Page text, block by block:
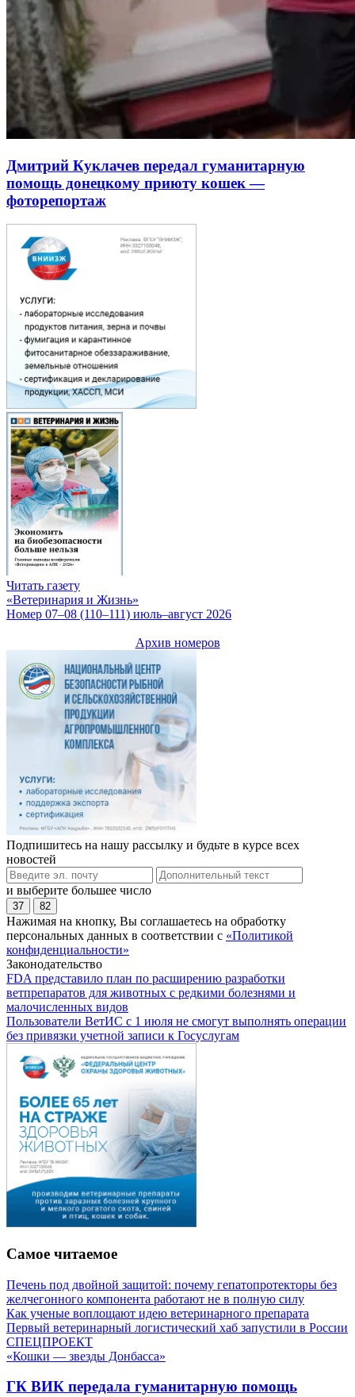
Дмитрий Куклачев передал гуманитарную
помощь донецкому приюту кошек —
фоторепортаж
Читать газету
«Ветеринария и Жизнь»
Номер 07–08 (110–111) июль–август 2026
Архив номеров
Подпишитесь на нашу рассылку и будьте в курсе всех
новостей
и выберите большее число
37 82
Нажимая на кнопку, Вы соглашаетесь на обработку
персональных данных в соответствии с «Политикой
конфиденциальности»
Законодательство
FDA представило план по расширению разработки
ветпрепаратов для животных с редкими болезнями и
малочисленных видов
Пользователи ВетИС с 1 июля не смогут выполнять операции
без привязки учетной записи к Госуслугам
Самое читаемое
Печень под двойной защитой: почему гепатопротекторы без
желчегонного компонента работают не в полную силу
Как ученые воплощают идею ветеринарного препарата
Первый ветеринарный логистический хаб запустили в России
СПЕЦПРОЕКТ
«Кошки — звезды Донбасса»
ГК ВИК передала гуманитарную помощь